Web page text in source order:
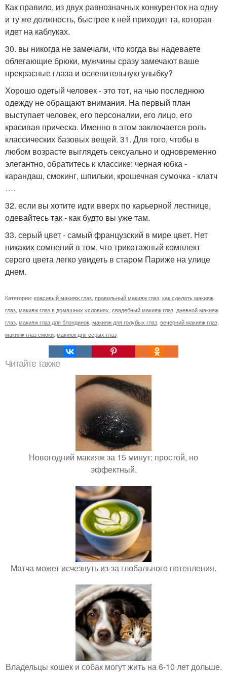
Как правило, из двух равнозначных конкуренток на одну
и ту же должность, быстрее к ней приходит та, которая
идет на каблуках.
30. вы никогда не замечали, что когда вы надеваете
облегающие брюки, мужчины сразу замечают ваше
прекрасные глаза и ослепительную улыбку?
Хорошо одетый человек - это тот, на чью последнюю
одежду не обращают внимания. На первый план
выступает человек, его персоналии, его лицо, его
красивая прическа. Именно в этом заключается роль
классических базовых вещей. 31. Для того, чтобы в
любом возрасте выглядеть сексуально и одновременно
элегантно, обратитесь к классике: черная юбка -
карандаш, смокинг, шпильки, крошечная сумочка - клатч
….
32. если вы хотите идти вверх по карьерной лестнице,
одевайтесь так - как будто вы уже там.
33. серый цвет - самый французский в мире цвет. Нет
никаких сомнений в том, что трикотажный комплект
серого цвета легко увидеть в старом Париже на улице
днем.
Категории: красивый макияж глаз правильный макияж глаз как сделать макияж
глаз макияж глаз в домашних условиях свадебный макияж глаз дневной макияж
глаз макияж глаз для блондинок макияж для голубых глаз вечерний макияж глаз
макияж глаз смоки макияж для серых глаз
Читайте также
Новогодний макияж за 15 минут: простой, но
эффектный.
Матча может исчезнуть из-за глобального потепления.
Владельцы кошек и собак могут жить на 6-10 лет дольше.